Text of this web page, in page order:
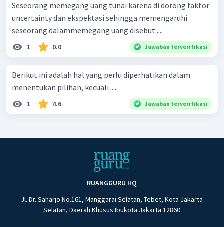
Seseorang memegang uang tunai karena di dorong faktor
uncertainty dan ekspektasi sehingga memengaruhi
seseorang dalammemegang uang disebut ....
1 0.0 Jawaban terverifikasi
Berikut ini adalah hal yang perlu diperhatikan dalam
menentukan pilihan, kecuali ....
1 4.6 Jawaban terverifikasi
RUANGGURU HQ
Jl. Dr. Saharjo No.161, Manggarai Selatan, Tebet, Kota Jakarta
Selatan, Daerah Khusus Ibukota Jakarta 12860